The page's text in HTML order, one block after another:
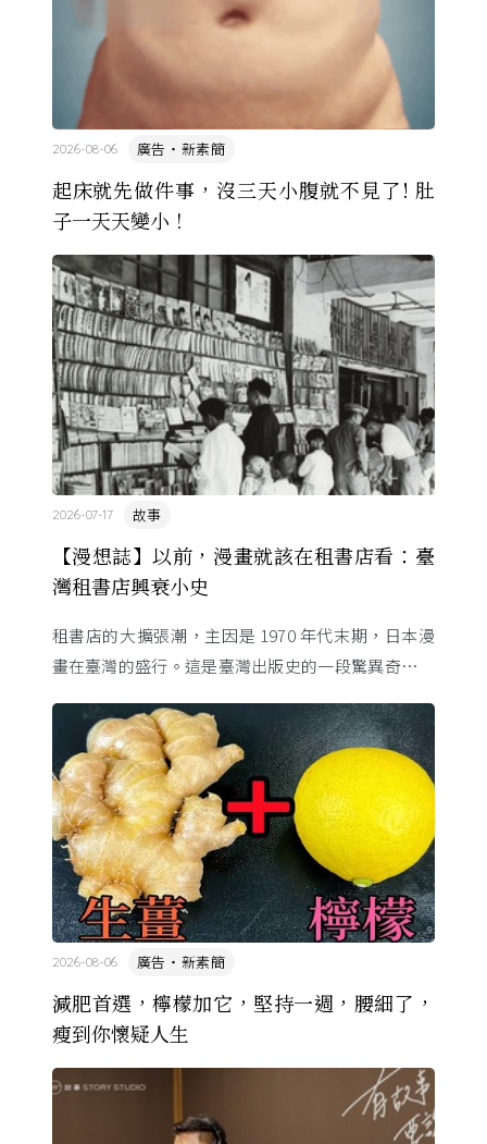
起床就先做件事，沒三天小腹就不見了! 肚
子一天天變小！
廣告・新素簡
2026-08-06
【漫想誌】以前，漫畫就該在租書店看：臺
灣租書店興衰小史
故事
2026-07-17
租書店的大擴張潮，主因是 1970 年代末期，日本漫
畫在臺灣的盛行。這是臺灣出版史的一段驚異奇航。
的協定保護 ...
減肥首選，檸檬加它，堅持一週，腰細了，
瘦到你懷疑人生
廣告・新素簡
2026-08-06